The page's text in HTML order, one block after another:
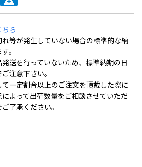
ちら
等が発生していない場合の標準的な納
。
送を行っていないため、標準納期の日
注意下さい。
一定割合以上のご注文を頂戴した際に
よって出荷数量をご相談させていただ
了承ください。